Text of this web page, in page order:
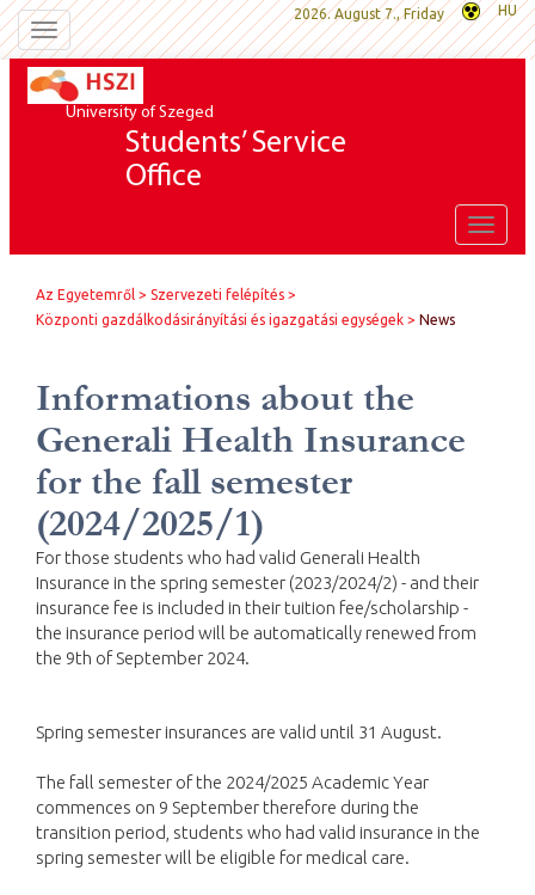
Toggle
navigation
2026. August 7., Friday HU
University of Szeged
Students’ Service
Office
Toggle
Az Egyetemről
Szervezeti felépítés
Központi gazdálkodásirányítási és igazgatási egységek
News
Informations about the
Generali Health Insurance
for the fall semester
(2024/2025/1)
For those students who had valid Generali Health
Insurance in the spring semester (2023/2024/2) - and their
insurance fee is included in their tuition fee/scholarship -
the insurance period will be automatically renewed from
the 9th of September 2024.
Spring semester insurances are valid until 31 August.
The fall semester of the 2024/2025 Academic Year
commences on 9 September therefore during the
transition period, students who had valid insurance in the
spring semester will be eligible for medical care.